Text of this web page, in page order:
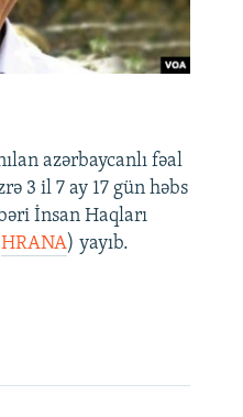
azərbaycanlı fəal
3 il 7 ay 17 gün həbs
İnsan Haqları
HRANA) yayıb.